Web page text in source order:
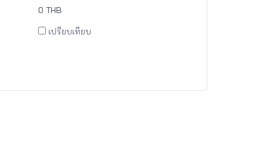
0 THB
เปรียบเทียบ